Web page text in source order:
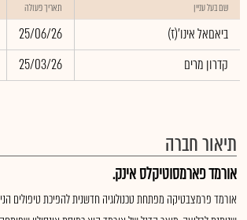
שם בעל עניין תאריך פעולה
(ביאםאל אינו'(ז 25/06/26
קדרון מרים
25/03/26
תיאור חברה
אורמד פארמסוטיקלס אינק.
אורמד פרמצבטיקה מפתחת טכנולוגיה חדשנית להפיכת טיפולים